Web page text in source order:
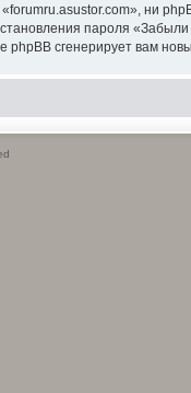
ни
пароля
сгенерирует вам